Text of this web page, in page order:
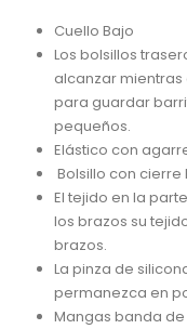
Cuello Bajo
Los bolsillos
alcanzar
para guardar
pequeños.
Elástico con
Bolsillo con cierre
El tejido en la
los brazos su
brazos.
La pinza de
permanezca en
Mangas banda